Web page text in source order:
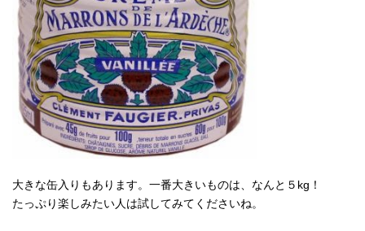
大きな缶入りもあります。一番大きいものは、なんと５kg！
たっぷり楽しみたい人は試してみてくださいね。